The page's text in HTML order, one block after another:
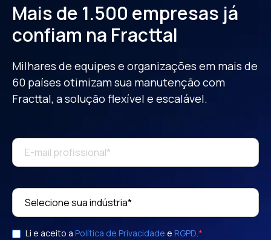
Mais de 1.500 empresas já
confiam na Fracttal
Milhares de equipes e organizações em mais de
60 países otimizam sua manutenção com
Fracttal, a solução flexível e escalável.
Li e aceito a Política de Privacidade e RGPD.*